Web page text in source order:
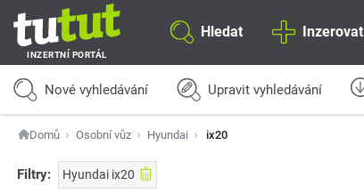
INZERTNÍ PORTÁL
Hledat Inzerovat
Nové vyhledávání Upravit vyhledávání
Domů Osobní vůz Hyundai ix20
Filtry: Hyundai ix20